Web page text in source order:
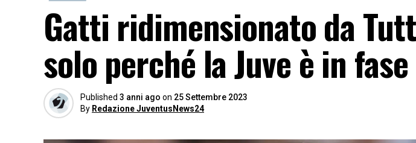
Gatti ridimensionato da
solo perché la Juve è in
Published 3 anni ago on 25 Settembre 2023
By Redazione JuventusNews24